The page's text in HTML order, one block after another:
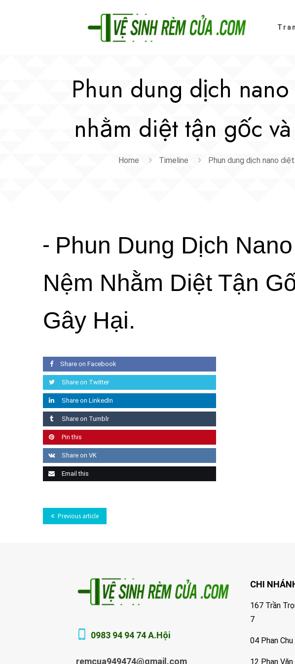
Phun dung dịch
nhằm diệt tận gốc
Home Timeline Phun dung dịch nano
- Phun Dung Dịch
Nệm Nhằm Diệt Tận
Gây Hại.
Share on Facebook
Share on Twitter
Share on LinkedIn
Share on Tumblr
Pin this
Share on VK
Email this
Previous article
0983 94 94 74 A.Hội
remcua949474@gmail.com
CHI
167 Trần
7
04 Phan
12 Phan